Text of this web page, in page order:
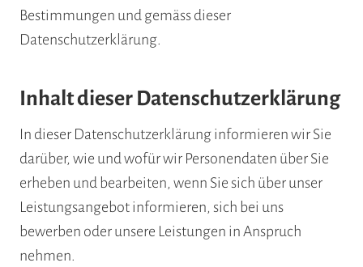
Bestimmungen und gemäss dieser
Datenschutzerklärung.
Inhalt dieser Datenschutzerklärung
In dieser Datenschutzerklärung informieren wir Sie
darüber, wie und wofür wir Personendaten über Sie
erheben und bearbeiten, wenn Sie sich über unser
Leistungsangebot informieren, sich bei uns
bewerben oder unsere Leistungen in Anspruch
nehmen.